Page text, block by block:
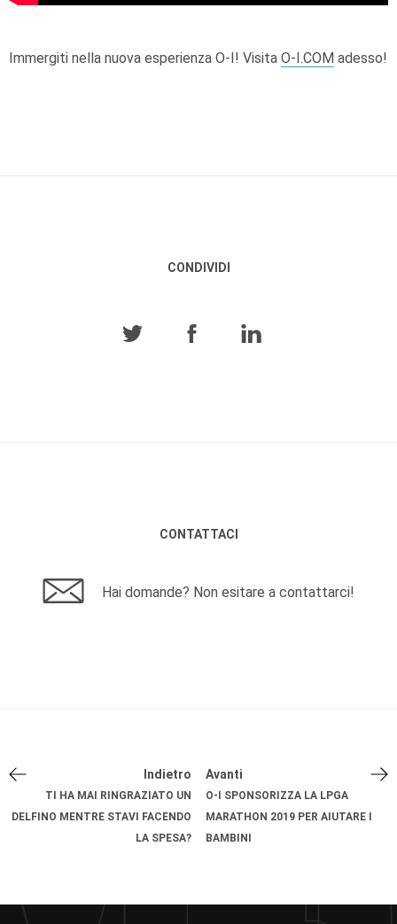
Immergiti nella nuova esperienza O-I! Visita O-I.COM adesso!
CONDIVIDI
CONTATTACI
Hai domande? Non esitare a contattarci!
Indietro
TI HA MAI RINGRAZIATO UN
DELFINO MENTRE STAVI FACENDO
LA SPESA?
Avanti
O-I SPONSORIZZA LA LPGA
MARATHON 2019 PER AIUTARE I
BAMBINI